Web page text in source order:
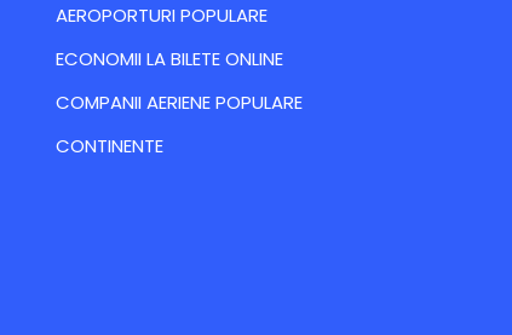
AEROPORTURI POPULARE
ECONOMII LA BILETE ONLINE
COMPANII AERIENE POPULARE
CONTINENTE